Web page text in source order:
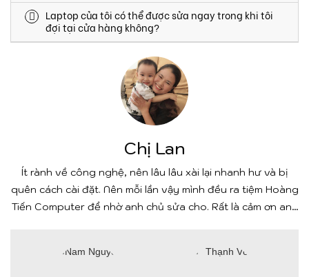
Laptop của tôi có thể được sửa ngay trong khi tôi
đợi tại cửa hàng không?
Chị Lan
Ít rành về công nghệ, nên lâu lâu xài lại nhanh hư và bị
quên cách cài đặt. Nên mỗi lần vậy mình đều ra tiệm Hoàng
Tiến Computer để nhờ anh chủ sửa cho. Rất là cảm ơn anh